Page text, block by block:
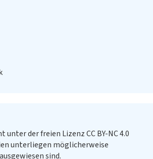
der freien Lizenz CC BY-NC 4.0
unterliegen möglicherweise
sind.